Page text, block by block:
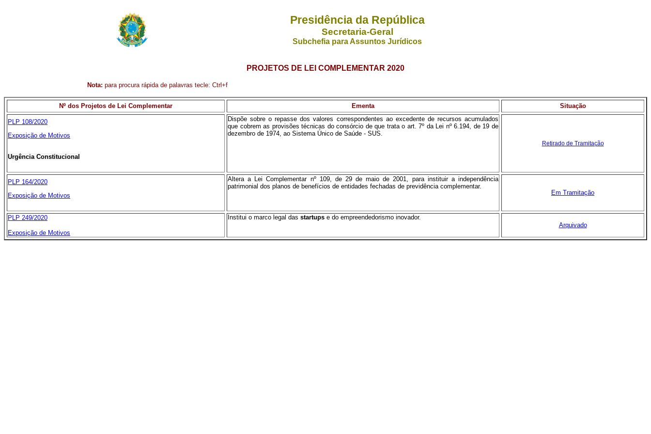
Presidência da República
Secretaria-Geral
Subchefia para Assuntos Jurídicos
PROJETOS DE LEI COMPLEMENTAR 2020
Nota: para procura rápida de palavras tecle: Ctrl+f
Nº dos Projetos de Lei Complementar Ementa Situação
PLP 108/2020
Exposição de Motivos
Urgência Constitucional
Dispõe sobre o repasse dos valores correspondentes ao excedente de recursos acumulados
que cobrem as provisões técnicas do consórcio de que trata o art. 7º da Lei nº 6.194, de 19 de
dezembro de 1974, ao Sistema Único de Saúde - SUS.
Retirado de Tramitação
PLP 164/2020
Exposição de Motivos
Altera a Lei Complementar nº 109, de 29 de maio de 2001, para instituir a independência
patrimonial dos planos de benefícios de entidades fechadas de previdência complementar.
Em Tramitação
PLP 249/2020
Exposição de Motivos
Institui o marco legal das startups e do empreendedorismo inovador.
Arquivado